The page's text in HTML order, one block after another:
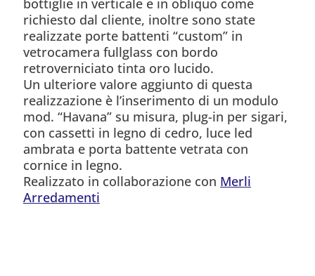
bottiglie in verticale e in obliquo come
richiesto dal cliente, inoltre sono state
realizzate porte battenti “custom” in
vetrocamera fullglass con bordo
retroverniciato tinta oro lucido.
Un ulteriore valore aggiunto di questa
realizzazione è l’inserimento di un modulo
mod. “Havana” su misura, plug-in per sigari,
con cassetti in legno di cedro, luce led
ambrata e porta battente vetrata con
cornice in legno.
Realizzato in collaborazione con Merli
Arredamenti